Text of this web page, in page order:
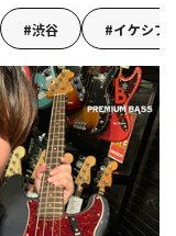
その他楽器
エフェクター
DTM
渋谷 イケシブ